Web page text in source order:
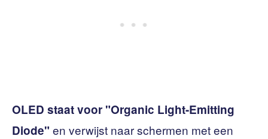
OLED staat voor "Organic Light-Emitting
Diode" en verwijst naar schermen met een